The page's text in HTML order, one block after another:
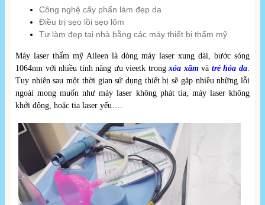
Công nghệ cấy phấn làm đẹp da
Điều trị sẹo lồi sẹo lõm
Tự làm đẹp tại nhà bằng các máy thiết bị thẩm mỹ
Máy laser thẩm mỹ Aileen là dòng máy laser xung dài, bước sóng
1064nm với nhiều tính năng ưu vieetk trongxóa xămvà trẻ hóa da
Tuy nhiên sau một thời gian sử dụng thiết bị sẽ gặp nhiều những lỗi
ngoài mong muốn như máy laser không phát tia, máy laser không
khởi động, hoặc tia laser yếu….